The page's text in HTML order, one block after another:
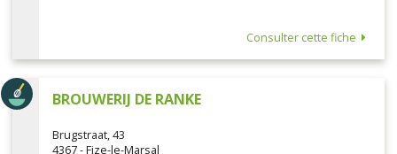
Consulter cette fiche
BROUWERIJ DE RANKE
Brugstraat, 43
4367 - Fize-le-Marsal